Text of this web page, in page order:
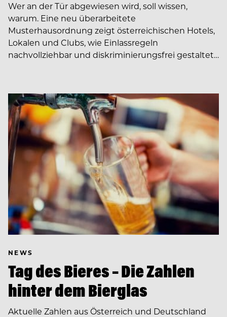
Wer an der Tür abgewiesen wird, soll wissen,
warum. Eine neu überarbeitete
Musterhausordnung zeigt österreichischen Hotels,
Lokalen und Clubs, wie Einlassregeln
nachvollziehbar und diskriminierungsfrei gestaltet…
NEWS
Tag des Bieres – Die Zahlen
hinter dem Bierglas
Aktuelle Zahlen aus Österreich und Deutschland